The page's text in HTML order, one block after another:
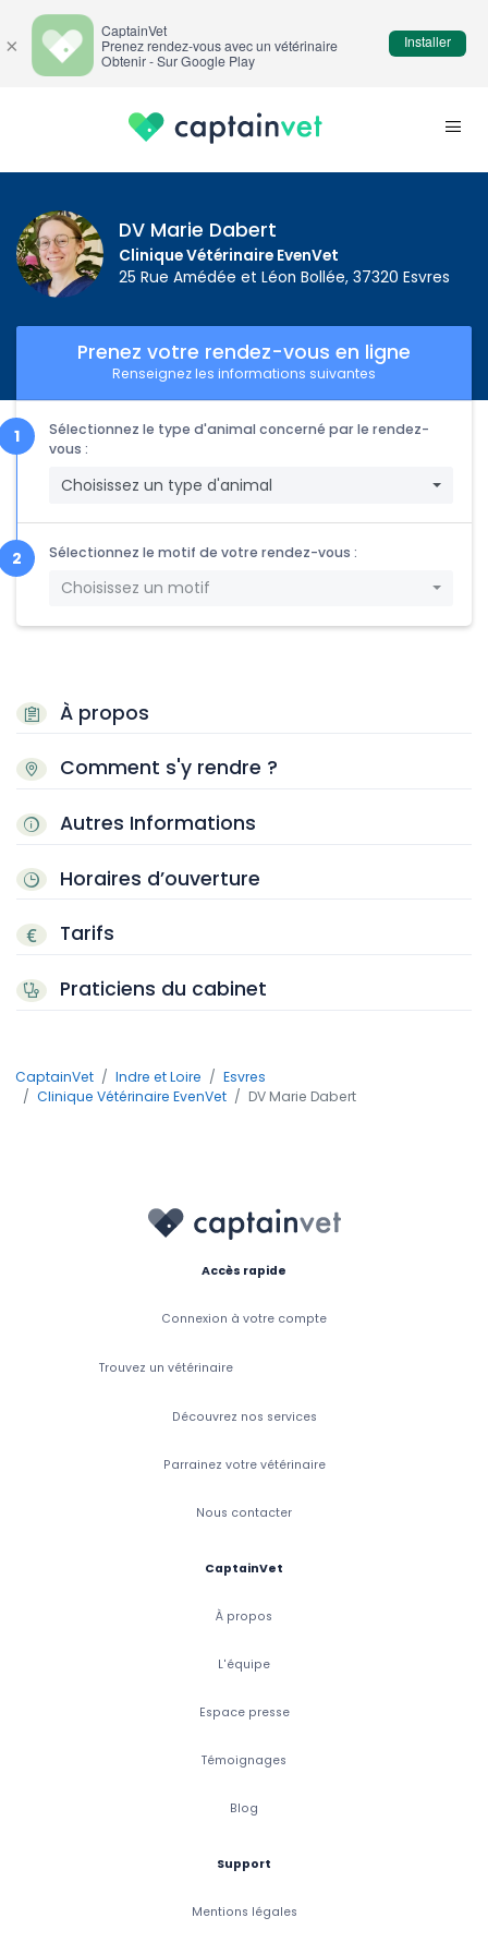
DV Marie Dabert
Clinique Vétérinaire EvenVet
25 Rue Amédée et Léon Bollée, 37320 Esvres
À propos
Comment s'y rendre ?
Autres Informations
Horaires d’ouverture
Tarifs
Praticiens du cabinet
Prenez votre rendez-vous en ligne
Renseignez les informations suivantes
Sélectionnez le type d'animal concerné par le rendez-
vous :
Choisissez un type d'animal
Sélectionnez le motif de votre rendez-vous :
Choisissez un motif
CaptainVet Indre et Loire
Esvres
Clinique Vétérinaire EvenVet
DV Marie Dabert
Accès rapide
Connexion à votre compte
Trouvez un vétérinaire
Découvrez nos services
Parrainez votre vétérinaire
Nous contacter
CaptainVet
À propos
L'équipe
Espace presse
Témoignages
Blog
Support
Mentions légales
×
CaptainVet
Prenez rendez-vous avec un vétérinaire
Obtenir - Sur Google Play
Installer